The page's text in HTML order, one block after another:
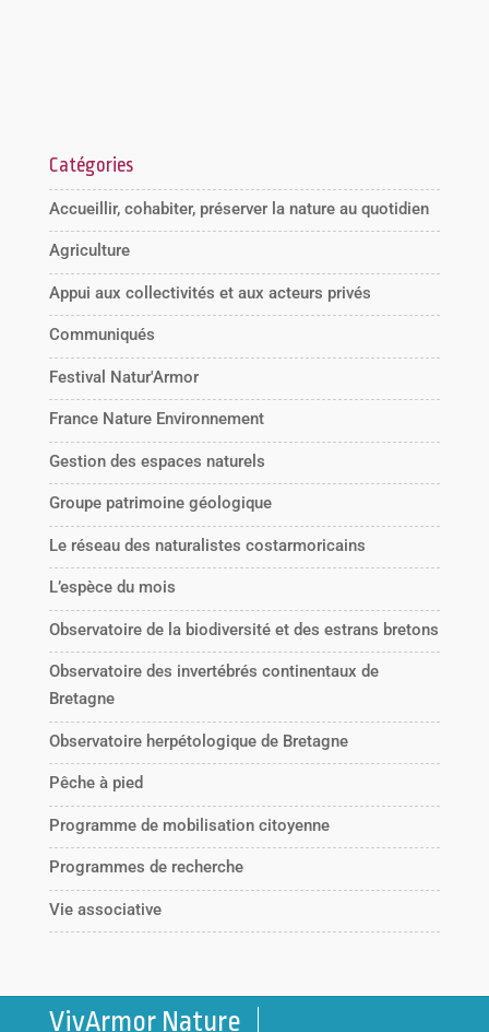
Catégories
Accueillir, cohabiter, préserver la nature au quotidien
Agriculture
Appui aux collectivités et aux acteurs privés
Communiqués
Festival Natur'Armor
France Nature Environnement
Gestion des espaces naturels
Groupe patrimoine géologique
Le réseau des naturalistes costarmoricains
L’espèce du mois
Observatoire de la biodiversité et des estrans bretons
Observatoire des invertébrés continentaux de
Bretagne
Observatoire herpétologique de Bretagne
Pêche à pied
Programme de mobilisation citoyenne
Programmes de recherche
Vie associative
VivArmor Nature